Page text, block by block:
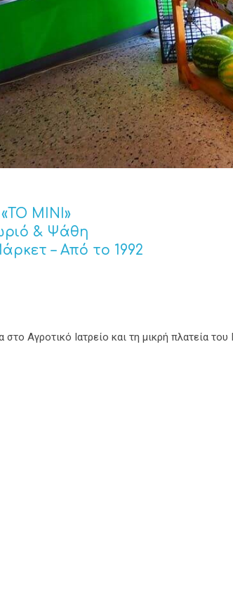
«ΤΟ ΜΙΝΙ»
& Ψάθη
– Από το 1992
Αγροτικό Ιατρείο και τη μικρή πλατεία του